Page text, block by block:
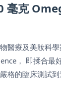
毫克
醫療及美妝科
， 即揉合最
格的臨床測試